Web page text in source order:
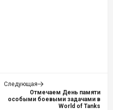
Следующая
Отмечаем День памяти
особыми боевыми задачами в
World of Tanks